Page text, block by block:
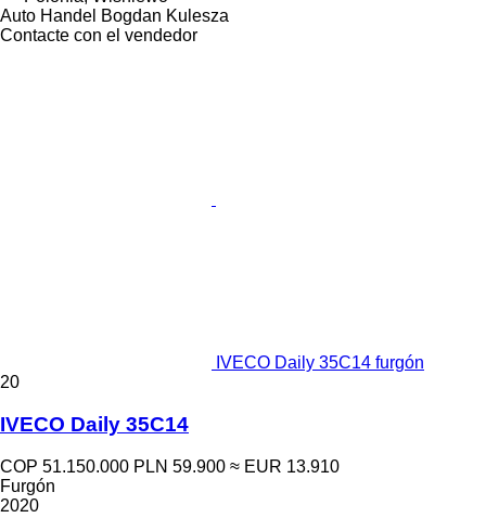
Auto Handel Bogdan Kulesza
Contacte con el vendedor
IVECO Daily 35C14 furgón
20
IVECO Daily 35C14
COP 51.150.000 PLN 59.900 ≈ EUR 13.910
Furgón
2020